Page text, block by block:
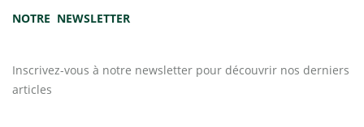
NOTRE NEWSLETTER
Inscrivez-vous à notre newsletter pour découvrir nos derniers
articles